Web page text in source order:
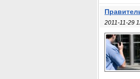
2011-11-29